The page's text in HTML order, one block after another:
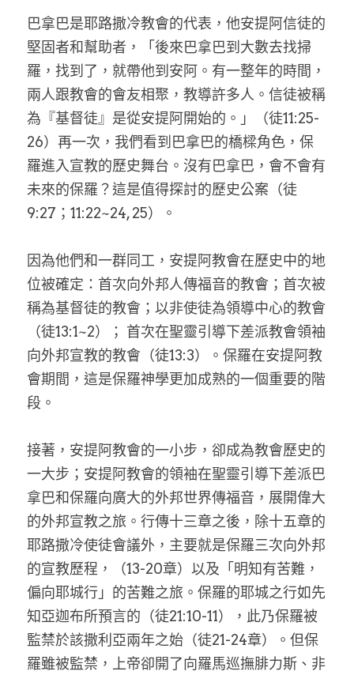
巴拿巴是耶路撒冷教會的代表，他安提阿信徒的
堅固者和幫助者，「後來巴拿巴到大數去找掃
羅，找到了，就帶他到安阿。有一整年的時間，
兩人跟教會的會友相聚，教導許多人。信徒被稱
為『基督徒』是從安提阿開始的。」（徒11:25-
26）再一次，我們看到巴拿巴的橋樑角色，保
羅進入宣教的歷史舞台。沒有巴拿巴，會不會有
未來的保羅？這是值得探討的歷史公案（徒
9:27；11:22~24, 25）。
因為他們和一群同工，安提阿教會在歷史中的地
位被確定：首次向外邦人傳福音的教會；首次被
稱為基督徒的教會；以非使徒為領導中心的教會
（徒13:1~2）； 首次在聖靈引導下差派教會領袖
向外邦宣教的教會（徒13:3）。保羅在安提阿教
會期間，這是保羅神學更加成熟的一個重要的階
段。
接著，安提阿教會的一小步，卻成為教會歷史的
一大步；安提阿教會的領袖在聖靈引導下差派巴
拿巴和保羅向廣大的外邦世界傳福音，展開偉大
的外邦宣教之旅。行傳十三章之後，除十五章的
耶路撒冷使徒會議外，主要就是保羅三次向外邦
的宣教歷程，（13-20章）以及「明知有苦難，
偏向耶城行」的苦難之旅。保羅的耶城之行如先
知亞迦布所預言的（徒21:10-11），此乃保羅被
監禁於該撒利亞兩年之始（徒21-24章）。但保
羅雖被監禁，上帝卻開了向羅馬巡撫腓力斯、非